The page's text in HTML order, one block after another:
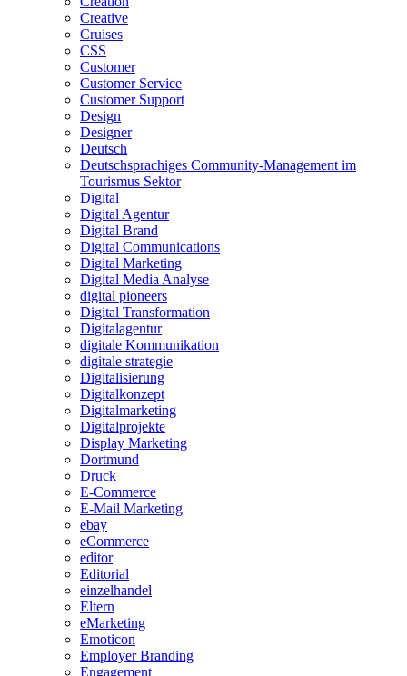
Creative
Cruises
CSS
Customer
Customer Service
Customer Support
Design
Designer
Deutsch
Deutschsprachiges Community-Management im
Tourismus Sektor
Digital
Digital Agentur
Digital Brand
Digital Communications
Digital Marketing
Digital Media Analyse
digital pioneers
Digital Transformation
Digitalagentur
digitale Kommunikation
digitale strategie
Digitalisierung
Digitalkonzept
Digitalmarketing
Digitalprojekte
Display Marketing
Dortmund
Druck
E-Commerce
E-Mail Marketing
ebay
eCommerce
editor
Editorial
einzelhandel
Eltern
eMarketing
Emoticon
Employer Branding
Engagement